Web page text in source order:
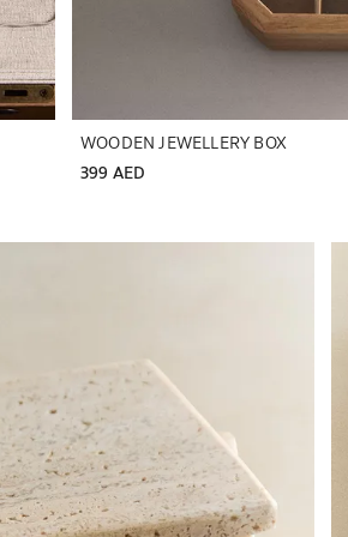
WOODEN JEWELLERY BOX
399 AED